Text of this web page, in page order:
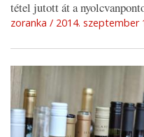
tétel jutott át a
zoranka 2014. szeptember